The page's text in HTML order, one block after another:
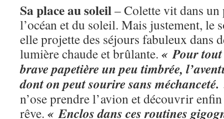
Sa place au soleil– Colette vit dans
l’océan et du soleil. Mais justement, le
elle projette des séjours fabuleux dans
lumière chaude et brûlante. « Pour
brave papetière un peu timbrée,
dont on peut sourire sans
n’ose prendre l’avion et découvrir
rêve. « Enclos dans ces routines